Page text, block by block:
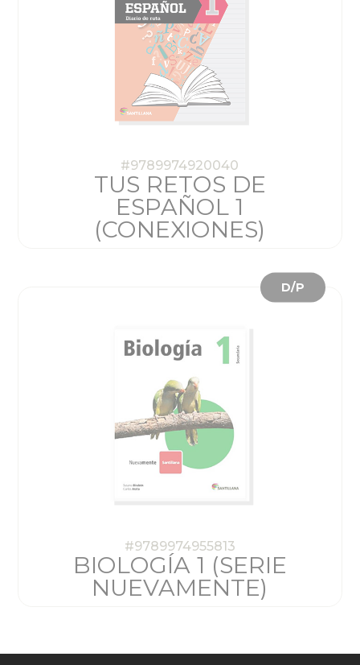
#9789974920040
TUS RETOS DE
ESPAÑOL 1
(CONEXIONES)
#9789974955813
BIOLOGÍA 1 (SERIE
NUEVAMENTE)
D/P